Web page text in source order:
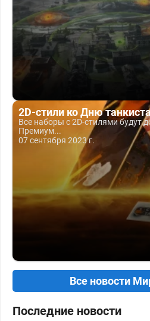
2D-стили ко Дню
Все наборы с 2D-стилями будут
Премиум...
07 сентября 2023 г.
Все новости
Последние новости